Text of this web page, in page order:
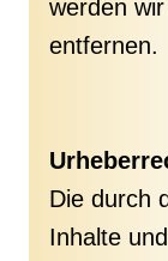
werden
entfernen.
Die durch
Inhalte